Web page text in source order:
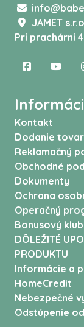
JAMET
Pri prachárni
Kontakt
Dodanie
Reklamačný
Obchodné
Dokumenty
Ochrana
Operačný
Bonusový klub
DÔLEŽITÉ
PRODUKTU
Informácie a
HomeCredit
Nebezpečné
Odstúpenie